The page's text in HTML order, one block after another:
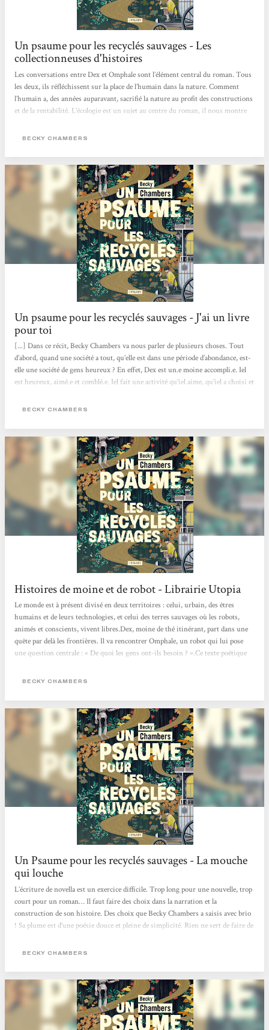
Un psaume pour les recyclés sauvages - Les
collectionneuses d'histoires
Les conversations entre Dex et Omphale sont l’élément central du roman. Tous
les deux, ils réfléchissent sur la place de l’humain dans la nature. Comment
l’humain a, des années auparavant, sacrifié la nature au profit des constructions
et de la rentabilité. L’écologie est un sujet au centre du roman, il nous montre
ils la respectent et vivent en harmonie avec elle.Un autre point qui revient dans
besoin d’objectifs, d’un but pour...
BECKY CHAMBERS
Un psaume pour les recyclés sauvages - J'ai un livre
pour toi
[...] Dans ce récit, Becky Chambers va nous parler de plusieurs choses. Tout
d’abord, quand une société a tout, qu’elle est dans une période d’abondance, est-
elle une société de gens heureux ? En effet, Dex est un.e moine accompli.e. Iel
est heureux, aimé.e et comblé.e. Iel fait une activité qu’iel aime, qu’iel a choisi et
monastère et d’écouter des chants de grillons.. En parlant avec Omphale, un
BECKY CHAMBERS
Histoires de moine et de robot - Librairie Utopia
Le monde est à présent divisé en deux territoires : celui, urbain, des êtres
humains et de leurs technologies, et celui des terres sauvages où les robots,
animés et conscients, vivent libres.Dex, moine de thé itinérant, part dans une
quête par delà les frontières. Il va rencontrer Omphale, un robot qui lui pose
une question centrale : « De quoi les gens ont-ils besoin ? ».Ce texte poétique
récit d’amitié et de quête de soi, qui imagine des relations apaisées entre
BECKY CHAMBERS
Un Psaume pour les recyclés sauvages - La mouche
qui louche
L’écriture de novella est un exercice difficile. Trop long pour une nouvelle, trop
court pour un roman… Il faut faire des choix dans la narration et la
construction de son histoire. Des choix que Becky Chambers a saisis avec brio
! Sa plume est d’une poésie douce et pleine de simplicité. Rien ne sert de faire de
pour les recyclés sauvages est poétique, doux et simple. C’est une lecture qui
marquant. Iel est poète, doux et simple comme les mots de Becky Chambers....
BECKY CHAMBERS